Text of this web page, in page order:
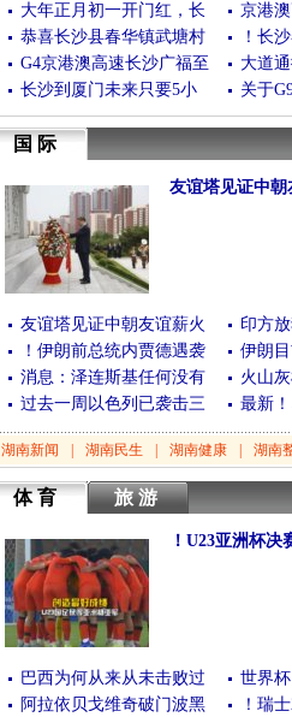
大年正月初一开门红，长
恭喜长沙县春华镇武塘村
G4京港澳高速长沙广福至
长沙到厦门未来只要5小
京港
！长
大道
关于
国际
友谊塔见证中朝
友谊塔见证中朝友谊薪火
！伊朗前总统内贾德遇袭
消息：泽连斯基任何没有
过去一周以色列已袭击三
印方
伊朗
火山
最新
湖南新闻 湖南民生 湖南健康 湖南
体育 旅游
！U23亚洲杯决
巴西为何从来从未击败过
阿拉依贝戈维奇破门波黑
世界
！瑞